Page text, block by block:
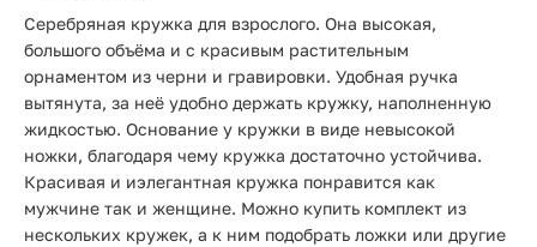
Серебряная кружка для взрослого. Она высокая,
большого объёма и с красивым растительным
орнаментом из черни и гравировки. Удобная ручка
вытянута, за неё удобно держать кружку, наполненную
жидкостью. Основание у кружки в виде невысокой
ножки, благодаря чему кружка достаточно устойчива.
Красивая и иэлегантная кружка понравится как
мужчине так и женщине. Можно купить комплект из
нескольких кружек, а к ним подобрать ложки или другие